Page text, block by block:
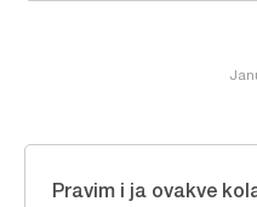
Pravim i ja ovakve